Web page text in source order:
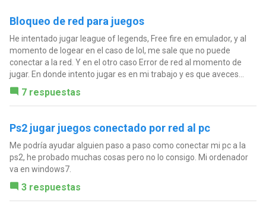
Bloqueo de red para juegos
He intentado jugar league of legends, Free fire en emulador, y al
momento de logear en el caso de lol, me sale que no puede
conectar a la red. Y en el otro caso Error de red al momento de
jugar. En donde intento jugar es en mi trabajo y es que aveces...
7 respuestas
Ps2 jugar juegos conectado por red al pc
Me podría ayudar alguien paso a paso como conectar mi pc a la
ps2, he probado muchas cosas pero no lo consigo. Mi ordenador
va en windows7.
3 respuestas